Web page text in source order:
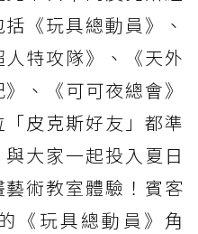
《玩具總動員》、
人特攻隊》、《天外
、《可可夜總會》
皮克斯好友」都準
大家一起投入夏日
術教室體驗！賓客
《玩具總動員》角